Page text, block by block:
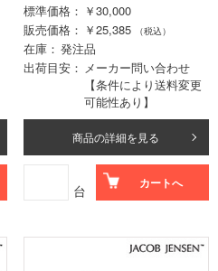
標準価格
￥30,000
販売価格
￥25,385 （税込）
在庫
発注品
出荷目安
メーカー問い合わせ
【条件により送料変更
可能性あり】
商品の詳細を見る
台 カートへ